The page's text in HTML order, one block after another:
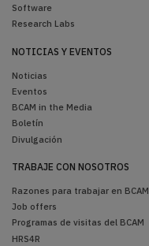
Software
Research Labs
NOTICIAS Y EVENTOS
Noticias
Eventos
BCAM in the Media
Boletín
Divulgación
TRABAJE CON NOSOTROS
Razones para trabajar en BCAM
Job offers
Programas de visitas del BCAM
HRS4R